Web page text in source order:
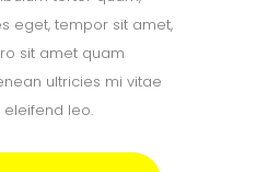
$12.00.
eget, tempor sit amet,
sit amet quam
ultricies mi vitae
eleifend leo.